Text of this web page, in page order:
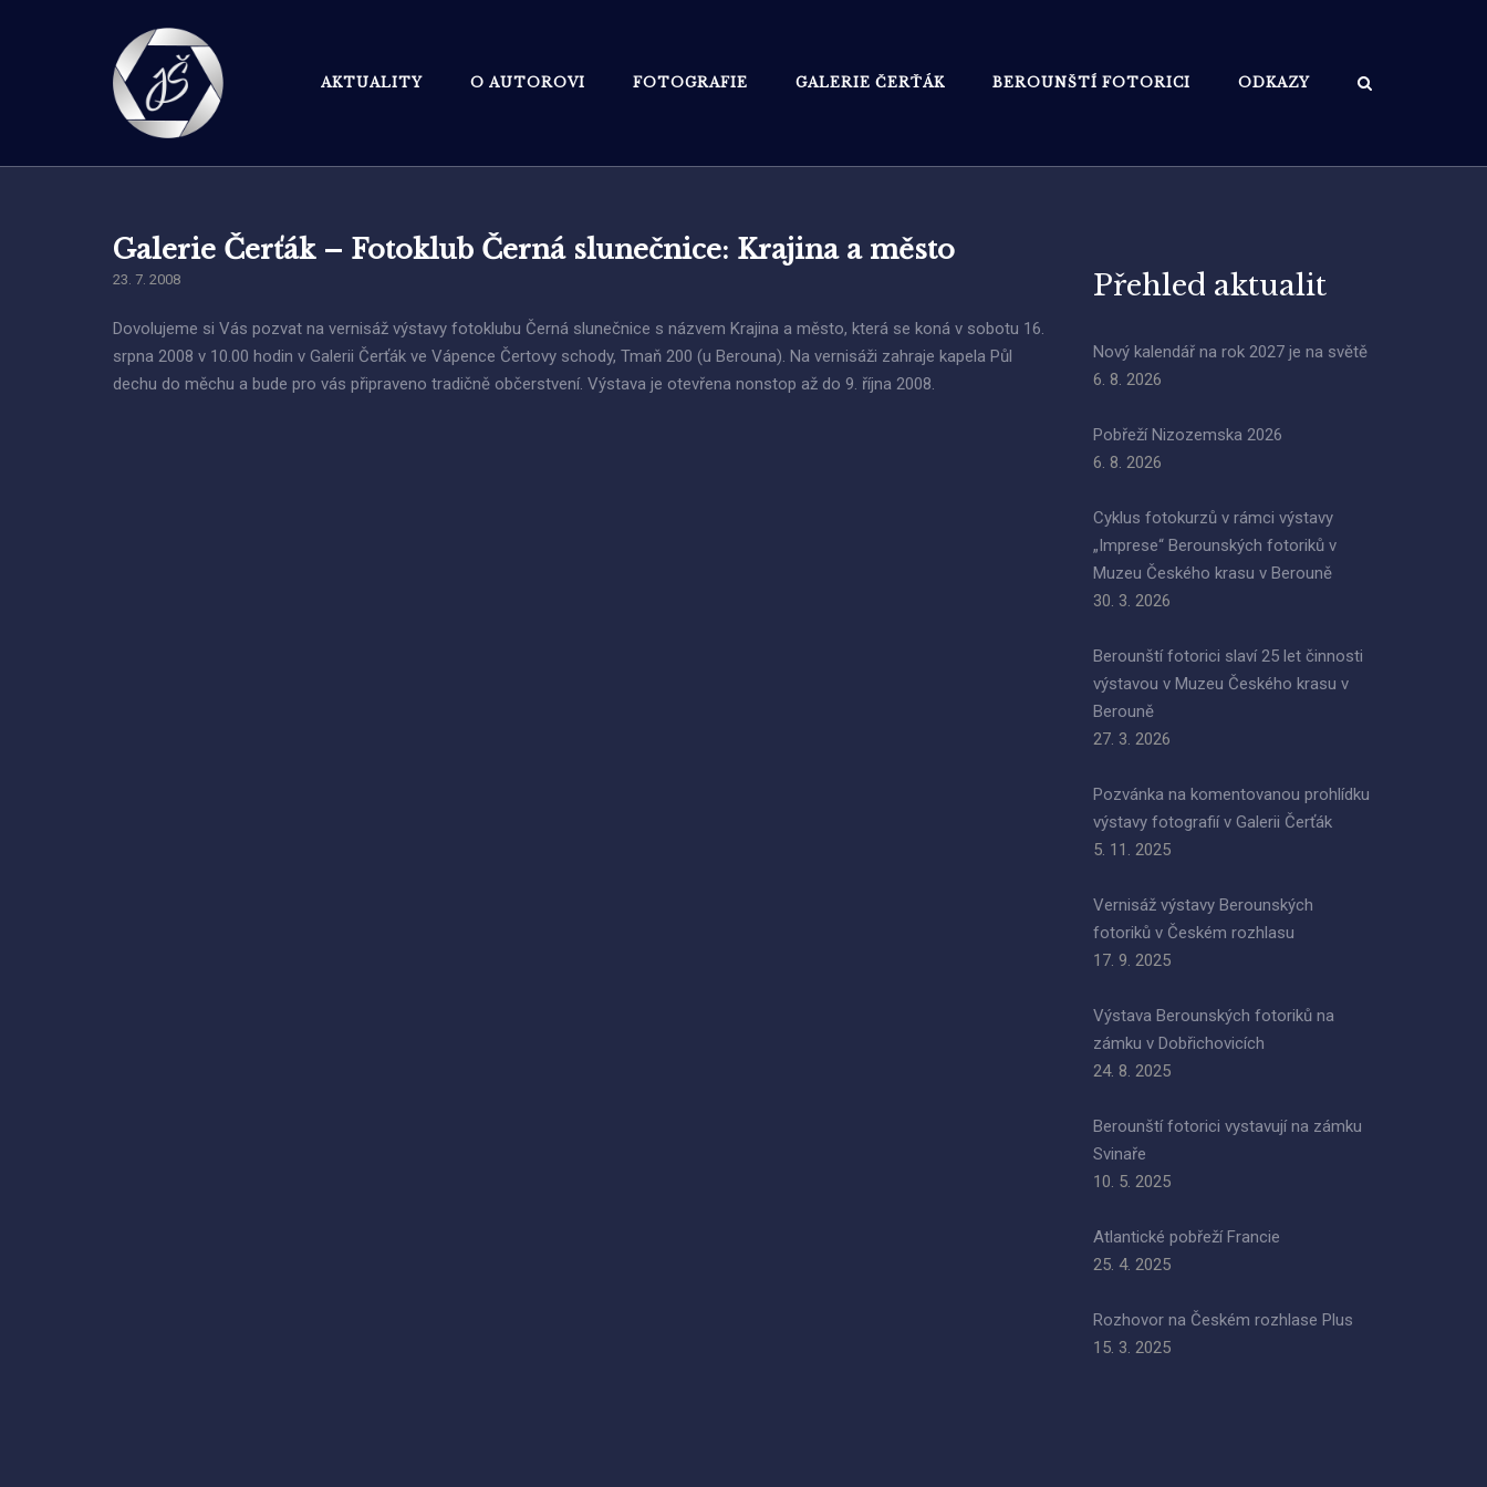
AKTUALITY O AUTOROVI FOTOGRAFIE GALERIE ČERŤÁK BEROUNŠTÍ FOTORICI ODKAZY
Galerie Čerťák – Fotoklub Černá slunečnice: Krajina a město
23. 7. 2008
Dovolujeme si Vás pozvat na vernisáž výstavy fotoklubu Černá slunečnice s názvem Krajina a město, která se koná v sobotu 16.
srpna 2008 v 10.00 hodin v Galerii Čerťák ve Vápence Čertovy schody, Tmaň 200 (u Berouna). Na vernisáži zahraje kapela Půl
dechu do měchu a bude pro vás připraveno tradičně občerstvení. Výstava je otevřena nonstop až do 9. října 2008.
Přehled aktualit
Nový kalendář na rok 2027 je na světě
6. 8. 2026
Pobřeží Nizozemska 2026
6. 8. 2026
Cyklus fotokurzů v rámci výstavy
„Imprese“ Berounských fotoriků v
Muzeu Českého krasu v Berouně
30. 3. 2026
Berounští fotorici slaví 25 let činnosti
výstavou v Muzeu Českého krasu v
Berouně
27. 3. 2026
Pozvánka na komentovanou prohlídku
výstavy fotografií v Galerii Čerťák
5. 11. 2025
Vernisáž výstavy Berounských
fotoriků v Českém rozhlasu
17. 9. 2025
Výstava Berounských fotoriků na
zámku v Dobřichovicích
24. 8. 2025
Berounští fotorici vystavují na zámku
Svinaře
10. 5. 2025
Atlantické pobřeží Francie
25. 4. 2025
Rozhovor na Českém rozhlase Plus
15. 3. 2025